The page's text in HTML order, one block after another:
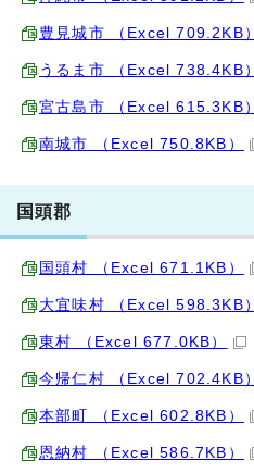
豊見城市 （Excel 709.2KB）
うるま市 （Excel 738.4KB）
宮古島市 （Excel 615.3KB）
南城市 （Excel 750.8KB）
国頭郡
国頭村 （Excel 671.1KB）
大宜味村 （Excel 598.3KB）
東村 （Excel 677.0KB）
今帰仁村 （Excel 702.4KB）
本部町 （Excel 602.8KB）
恩納村 （Excel 586.7KB）